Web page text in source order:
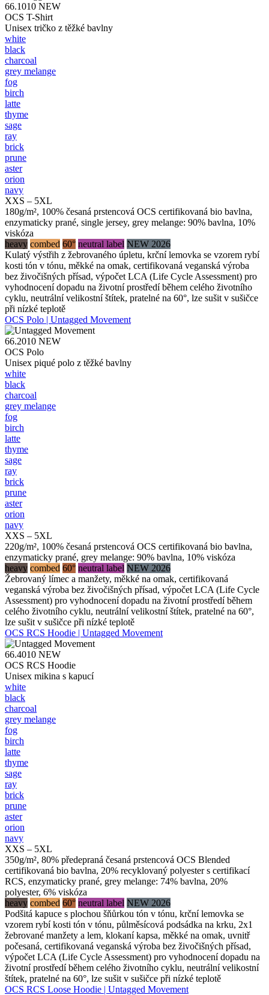
66.1010 NEW
OCS T-Shirt
Unisex tričko z těžké bavlny
white
black
charcoal
grey melange
fog
birch
latte
thyme
sage
ray
brick
prune
aster
orion
navy
XXS – 5XL
180g/m², 100% česaná prstencová OCS certifikovaná bio bavlna,
enzymaticky prané, single jersey, grey melange: 90% bavlna, 10%
viskóza
heavy combed 60° neutral label NEW 2026
Kulatý výstřih z žebrovaného úpletu, krční lemovka se vzorem rybí
kosti tón v tónu, měkké na omak, certifikovaná veganská výroba
bez živočišných přísad, výpočet LCA (Life Cycle Assessment) pro
vyhodnocení dopadu na životní prostředí během celého životního
cyklu, neutrální velikostní štítek, pratelné na 60°, lze sušit v sušičce
při nízké teplotě
OCS Polo | Untagged Movement
66.2010 NEW
OCS Polo
Unisex piqué polo z těžké bavlny
white
black
charcoal
grey melange
fog
birch
latte
thyme
sage
ray
brick
prune
aster
orion
navy
XXS – 5XL
220g/m², 100% česaná prstencová OCS certifikovaná bio bavlna,
enzymaticky prané, grey melange: 90% bavlna, 10% viskóza
heavy combed 60° neutral label NEW 2026
Žebrovaný límec a manžety, měkké na omak, certifikovaná
veganská výroba bez živočišných přísad, výpočet LCA (Life Cycle
Assessment) pro vyhodnocení dopadu na životní prostředí během
celého životního cyklu, neutrální velikostní štítek, pratelné na 60°,
lze sušit v sušičce při nízké teplotě
OCS RCS Hoodie | Untagged Movement
66.4010 NEW
OCS RCS Hoodie
Unisex mikina s kapucí
white
black
charcoal
grey melange
fog
birch
latte
thyme
sage
ray
brick
prune
aster
orion
navy
XXS – 5XL
350g/m², 80% předepraná česaná prstencová OCS Blended
certifikovaná bio bavlna, 20% recyklovaný polyester s certifikací
RCS, enzymaticky prané, grey melange: 74% bavlna, 20%
polyester, 6% viskóza
heavy combed 60° neutral label NEW 2026
Podšitá kapuce s plochou šňůrkou tón v tónu, krční lemovka se
vzorem rybí kosti tón v tónu, půlměsícová podsádka na krku, 2x1
žebrované manžety a lem, klokaní kapsa, měkké na omak, uvnitř
počesaná, certifikovaná veganská výroba bez živočišných přísad,
výpočet LCA (Life Cycle Assessment) pro vyhodnocení dopadu na
životní prostředí během celého životního cyklu, neutrální velikostní
štítek, pratelné na 60°, lze sušit v sušičce při nízké teplotě
OCS RCS Loose Hoodie | Untagged Movement